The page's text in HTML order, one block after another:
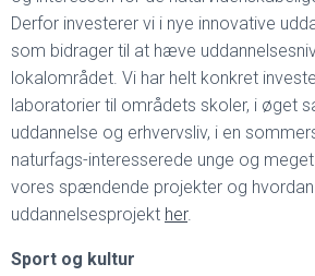
Derfor investerer vi i nye innovative
som bidrager til at hæve
lokalområdet. Vi har helt konkret
laboratorier til områdets skoler, i øget
uddannelse og erhvervsliv, i en
naturfags-interesserede unge og
vores spændende projekter og
uddannelsesprojekt her.
Sport og kultur